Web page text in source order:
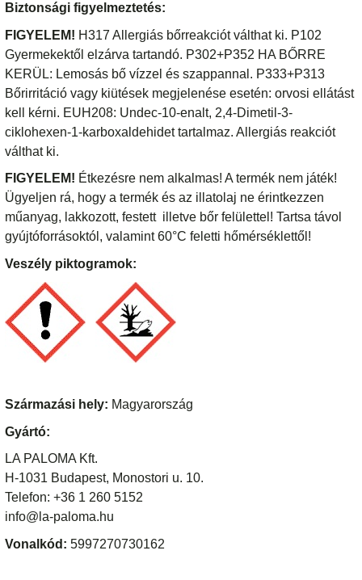
Biztonsági figyelmeztetés:
FIGYELEM! H317 Allergiás bőrreakciót válthat ki. P102
Gyermekektől elzárva tartandó. P302+P352 HA BŐRRE
KERÜL: Lemosás bő vízzel és szappannal. P333+P313
Bőrirritáció vagy kiütések megjelenése esetén: orvosi ellátást
kell kérni. EUH208: Undec-10-enalt, 2,4-Dimetil-3-
ciklohexen-1-karboxaldehidet tartalmaz. Allergiás reakciót
válthat ki.
FIGYELEM! Étkezésre nem alkalmas! A termék nem játék!
Ügyeljen rá, hogy a termék és az illatolaj ne érintkezzen
műanyag, lakkozott, festett illetve bőr felülettel! Tartsa távol
gyújtóforrásoktól, valamint 60°C feletti hőmérséklettől!
Veszély piktogramok:
Származási hely: Magyarország
Gyártó:
LA PALOMA Kft.
H-1031 Budapest, Monostori u. 10.
Telefon: +36 1 260 5152
info@la-paloma.hu
Vonalkód: 5997270730162